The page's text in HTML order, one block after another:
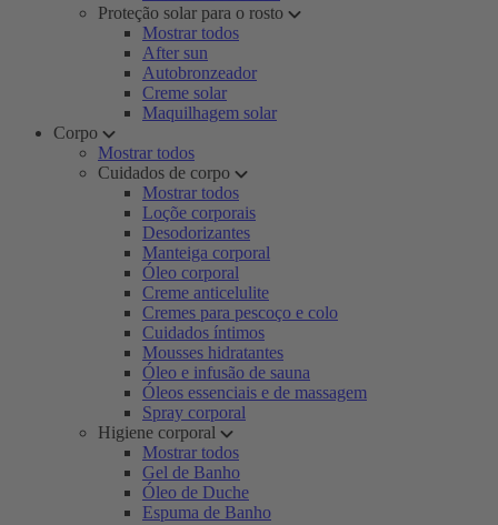
Proteção solar para o rosto
Mostrar todos
After sun
Autobronzeador
Creme solar
Maquilhagem solar
Corpo
Mostrar todos
Cuidados de corpo
Mostrar todos
Loçõe corporais
Desodorizantes
Manteiga corporal
Óleo corporal
Creme anticelulite
Cremes para pescoço e colo
Cuidados íntimos
Mousses hidratantes
Óleo e infusão de sauna
Óleos essenciais e de massagem
Spray corporal
Higiene corporal
Mostrar todos
Gel de Banho
Óleo de Duche
Espuma de Banho